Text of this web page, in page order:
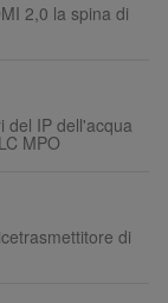
2,0 la spina di
del IP dell'acqua
MPO
di